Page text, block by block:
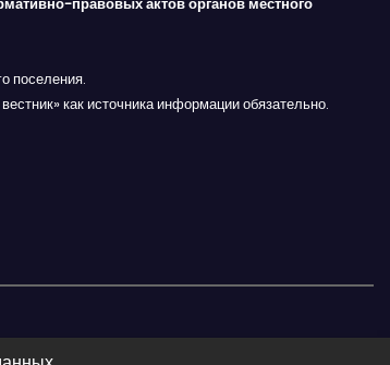
правовых актов органов местного
поселения.
как источника информации обязательно.